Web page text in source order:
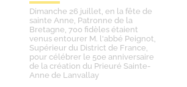
Dimanche 26 juillet, en la fête de
sainte Anne, Patronne de la
Bretagne, 700 fidèles étaient
venus entourer M. l'abbé Peignot,
Supérieur du District de France,
pour célébrer le 50e anniversaire
de la création du Prieuré Sainte-
Anne de Lanvallay